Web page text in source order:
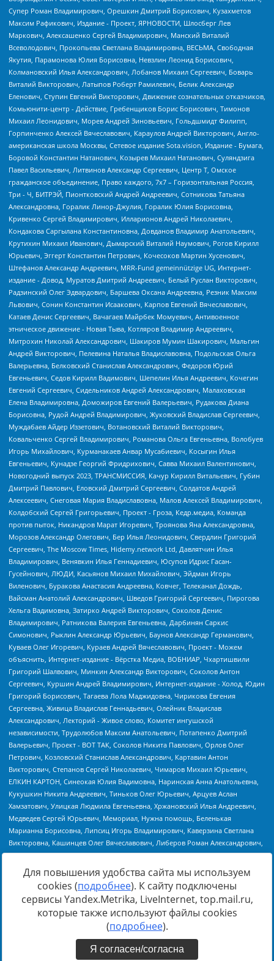
https://minjust.gov.ru/uploaded/files/reestr-
inostrannyih-agentov-22-03-2024.pdfданные на22.03.2024
Для повышения удобства сайта мы используем
cookies (подробнее). К сайту подключены
сервисы Yandex.Metrika, LiveInternet, top.mail.ru,
которые также используют файлы cookies
(подробнее).
Я согласен/согласна